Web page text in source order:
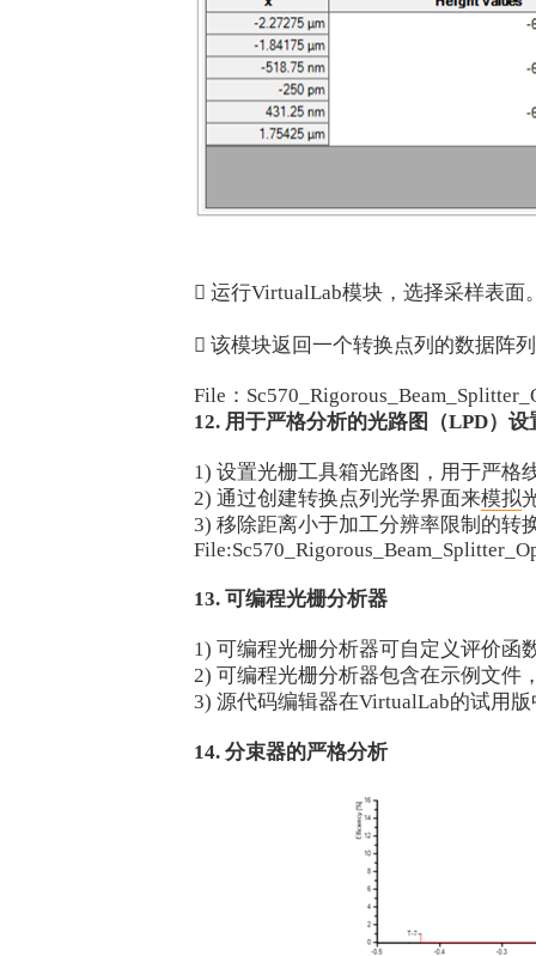
 运行VirtualLab模块，选择采样表面
 该模块返回一个转换点列的数据阵
File：
12. 用于严格分析的光路图（LPD）设
1) 设置光栅工具箱光路图，用于严格
2) 通过创建转换点列光学界面来模拟
3) 移除距离小于加工分辨率限制的转
13. 可编程光栅分析器
1) 可编程光栅分析器可自定义评价函
2) 可编程光栅分析器包含在示例文件
3) 源代码编辑器在VirtualLab的试用
14. 分束器的严格分析